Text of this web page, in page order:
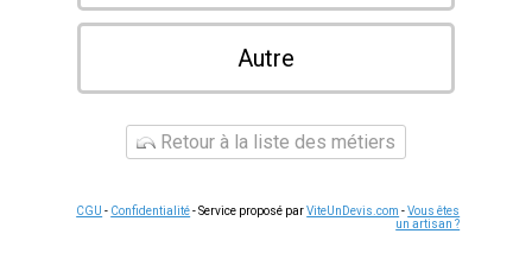
Autre
Retour à la liste des métiers
CGU - Confidentialité- Service proposé parViteUnDevis.com -Vous êtes
un artisan ?